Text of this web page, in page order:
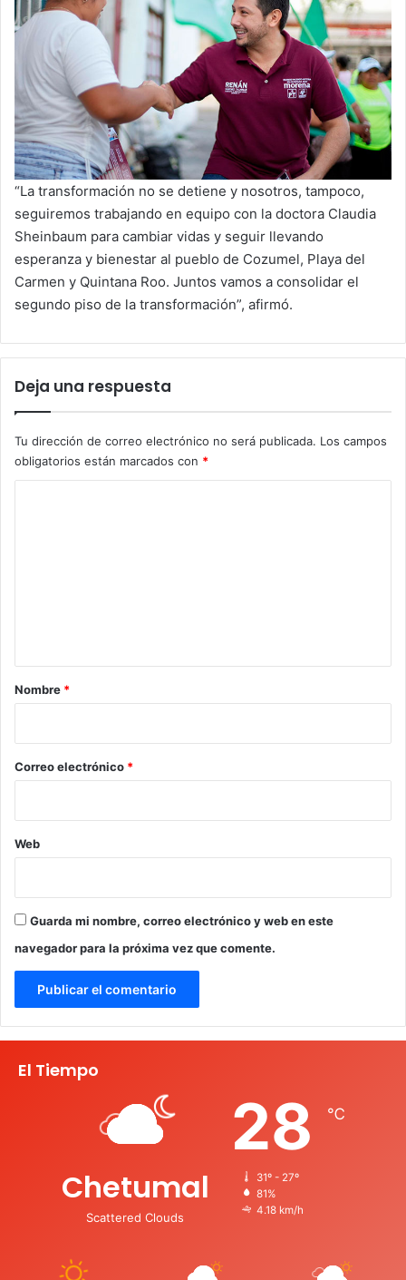
“La transformación no se detiene y nosotros, tampoco,
seguiremos trabajando en equipo con la doctora Claudia
Sheinbaum para cambiar vidas y seguir llevando
esperanza y bienestar al pueblo de Cozumel, Playa del
Carmen y Quintana Roo. Juntos vamos a consolidar el
segundo piso de la transformación”, afirmó.
Deja una respuesta
Tu dirección de correo electrónico no será publicada. Los campos
obligatorios están marcados con *
r
*
Nombre *
Correo electrónico *
Web
Guarda mi nombre, correo electrónico y web en este
navegador para la próxima vez que comente.
El Tiempo
Chetumal
Scattered Clouds
28 ℃
31º - 27º
81%
4.18 km/h